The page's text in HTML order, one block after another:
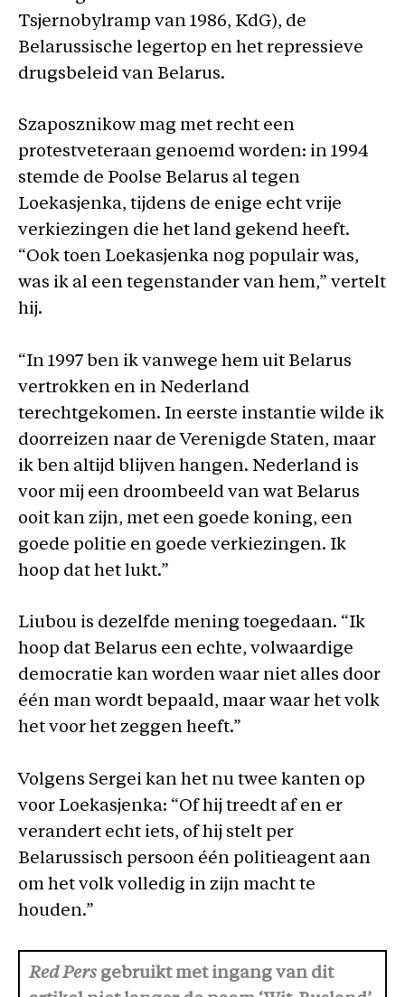
Tsjernobylramp van 1986, KdG), de
Belarussische legertop en het repressieve
drugsbeleid van Belarus.
Szaposznikow mag met recht een
protestveteraan genoemd worden: in 1994
stemde de Poolse Belarus al tegen
Loekasjenka, tijdens de enige echt vrije
verkiezingen die het land gekend heeft.
“Ook toen Loekasjenka nog populair was,
was ik al een tegenstander van hem,” vertelt
hij.
“In 1997 ben ik vanwege hem uit Belarus
vertrokken en in Nederland
terechtgekomen. In eerste instantie wilde ik
doorreizen naar de Verenigde Staten, maar
ik ben altijd blijven hangen. Nederland is
voor mij een droombeeld van wat Belarus
ooit kan zijn, met een goede koning, een
goede politie en goede verkiezingen. Ik
hoop dat het lukt.”
Liubou is dezelfde mening toegedaan. “Ik
hoop dat Belarus een echte, volwaardige
democratie kan worden waar niet alles door
één man wordt bepaald, maar waar het volk
het voor het zeggen heeft.”
Volgens Sergei kan het nu twee kanten op
voor Loekasjenka: “Of hij treedt af en er
verandert echt iets, of hij stelt per
Belarussisch persoon één politieagent aan
om het volk volledig in zijn macht te
houden.”
Red Pers gebruikt met ingang van dit